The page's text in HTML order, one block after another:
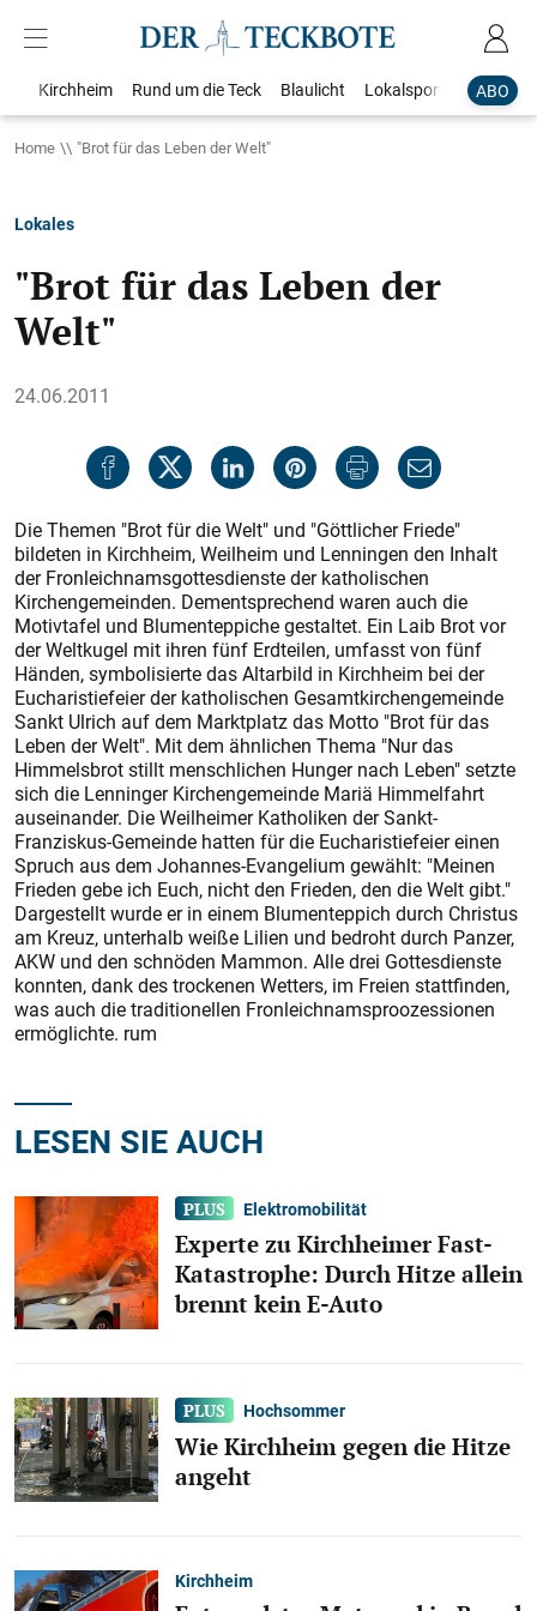
ABO
Kirchheim Rund um die Teck Blaulicht Lokalsport
Home "Brot für das Leben der Welt"
Lokales
"Brot für das Leben der
Welt"
24.06.2011
Die Themen "Brot für die Welt" und "Göttlicher Friede"
bildeten in Kirchheim, Weilheim und Lenningen den Inhalt
der Fronleichnamsgottesdienste der katholischen
Kirchengemeinden. Dementsprechend waren auch die
Motivtafel und Blumenteppiche gestaltet. Ein Laib Brot vor
der Weltkugel mit ihren fünf Erdteilen, umfasst von fünf
Händen, symbolisierte das Altarbild in Kirchheim bei der
Eucharistiefeier der katholischen Gesamtkirchengemeinde
Sankt Ulrich auf dem Marktplatz das Motto "Brot für das
Leben der Welt". Mit dem ähnlichen Thema "Nur das
Himmelsbrot stillt menschlichen Hunger nach Leben" setzte
sich die Lenninger Kirchengemeinde Mariä Himmelfahrt
auseinander. Die Weilheimer Katholiken der Sankt-
Franziskus-Gemeinde hatten für die Eucharistiefeier einen
Spruch aus dem Johannes-Evangelium gewählt: "Meinen
Frieden gebe ich Euch, nicht den Frieden, den die Welt gibt."
Dargestellt wurde er in einem Blumenteppich durch Christus
am Kreuz, unterhalb weiße Lilien und bedroht durch Panzer,
AKW und den schnöden Mammon. Alle drei Gottesdienste
konnten, dank des trockenen Wetters, im Freien stattfinden,
was auch die traditionellen Fronleichnamsproozessionen
ermöglichte. rum
LESEN SIE AUCH
Elektromobilität
Experte zu Kirchheimer Fast-
Katastrophe: Durch Hitze allein
brennt kein E-Auto
Hochsommer
Wie Kirchheim gegen die Hitze
angeht
Kirchheim